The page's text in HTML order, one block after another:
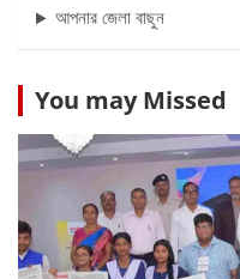
আপনার জেলা বাছুন
You may Missed